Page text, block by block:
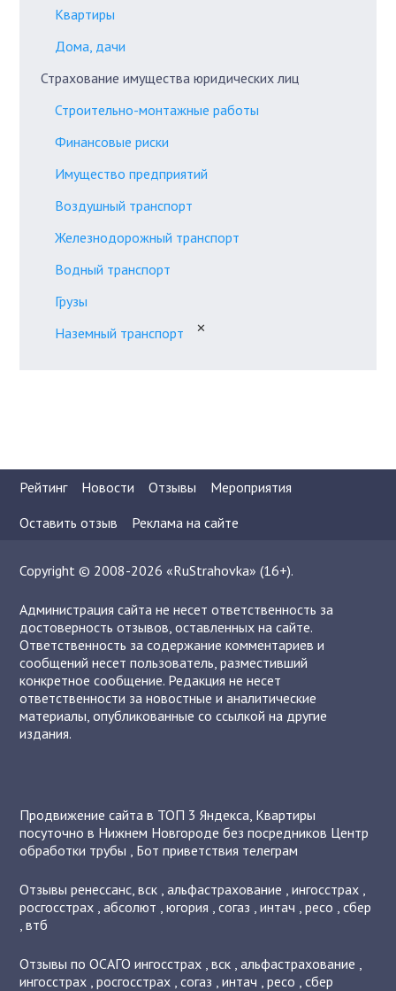
Квартиры
Дома, дачи
Страхование имущества юридических лиц
Строительно-монтажные работы
Финансовые риски
Имущество предприятий
Воздушный транспорт
Железнодорожный транспорт
Водный транспорт
Грузы
Наземный транспорт
✕
Рейтинг Новости Отзывы
Мероприятия
Оставить отзыв
Реклама на сайте
Copyright © 2008-2026 «RuStrahovka» (16+).
Администрация сайта не несет ответственность за
достоверность отзывов, оставленных на сайте.
Ответственность за содержание комментариев и
сообщений несет пользователь, разместивший
конкретное сообщение. Редакция не несет
ответственности за новостные и аналитические
материалы, опубликованные со ссылкой на другие
издания.
Продвижение сайта в ТОП 3 Яндекса, Квартиры
посуточно в Нижнем Новгороде без посредников Центр
обработки трубы , Бот приветствия телеграм
Отзывыренессанс,вск ,альфастрахование ,ингосстрах ,
росгосстрах ,абсолют ,югория ,согаз ,интач ,ресо ,сбер
,втб
Отзывы по ОСАГОингосстрах ,вск ,альфастрахование ,
ингосстрах ,росгосстрах ,согаз ,интач ,ресо ,сбер